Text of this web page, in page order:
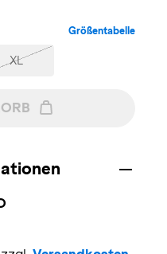
Größentabelle
XL